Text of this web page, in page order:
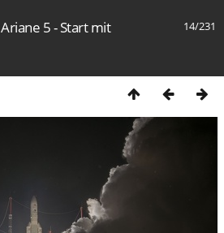
14/231
Ariane 5 - Start mit